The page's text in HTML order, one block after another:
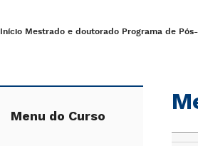
Início Mestrado e doutorado Programa de
Menu do Curso